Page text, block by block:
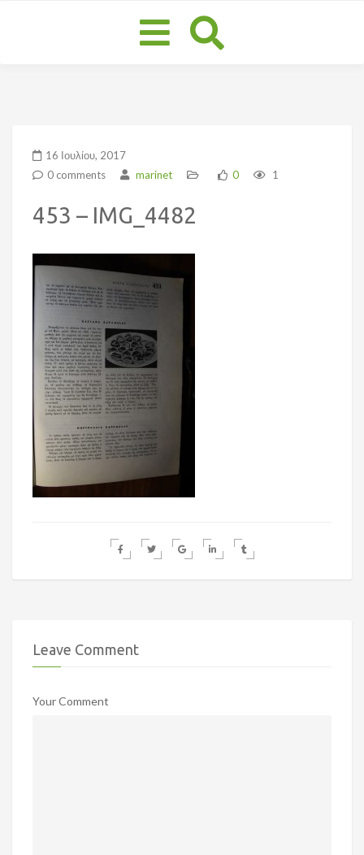
Toggle
navigation
16 Ιουλίου, 2017
0 comments
marinet 0 1
453 – IMG_4482
Leave Comment
Your Comment